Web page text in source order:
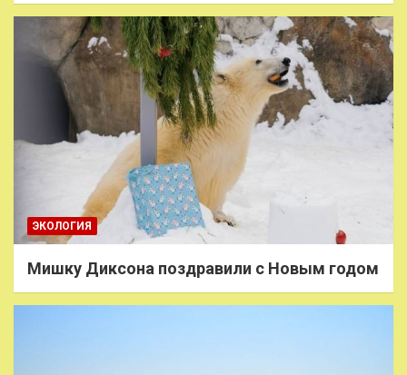
ЭКОЛОГИЯ
Мишку Диксона поздравили с Новым годом